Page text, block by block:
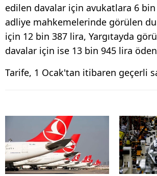
edilen davalar için avukatlara 6
adliye mahkemelerinde görülen
için 12 bin 387 lira, Yargıtayda
davalar için ise 13 bin 945 lira
Tarife, 1 Ocak'tan itibaren geçerli